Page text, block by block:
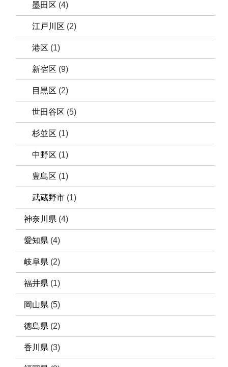
墨田区 (4)
江戸川区 (2)
港区 (1)
新宿区 (9)
目黒区 (2)
世田谷区 (5)
杉並区 (1)
中野区 (1)
豊島区 (1)
武蔵野市 (1)
神奈川県 (4)
愛知県 (4)
岐阜県 (2)
福井県 (1)
岡山県 (5)
徳島県 (2)
香川県 (3)